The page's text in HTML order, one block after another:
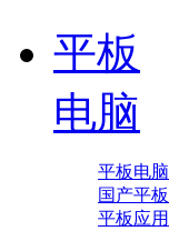
平板
电脑
平板电脑
国产平板
平板应用